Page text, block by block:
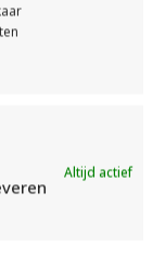
Altijd actief
BREIEN